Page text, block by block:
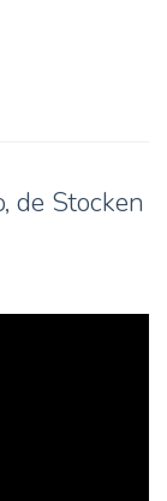
de Stocken